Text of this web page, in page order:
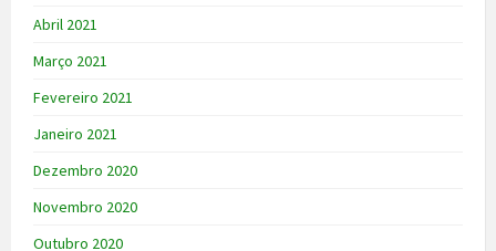
Abril 2021
Março 2021
Fevereiro 2021
Janeiro 2021
Dezembro 2020
Novembro 2020
Outubro 2020